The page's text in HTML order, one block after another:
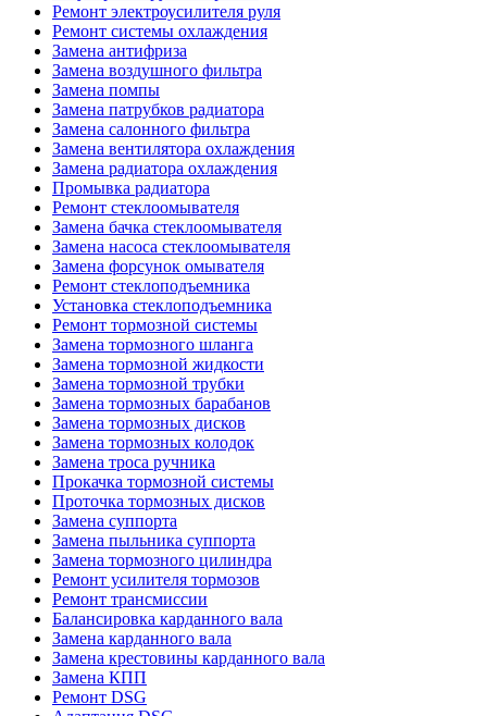
Ремонт электроусилителя руля
Ремонт системы охлаждения
Замена антифриза
Замена воздушного фильтра
Замена помпы
Замена патрубков радиатора
Замена салонного фильтра
Замена вентилятора охлаждения
Замена радиатора охлаждения
Промывка радиатора
Ремонт стеклоомывателя
Замена бачка стеклоомывателя
Замена насоса стеклоомывателя
Замена форсунок омывателя
Ремонт стеклоподъемника
Установка стеклоподъемника
Ремонт тормозной системы
Замена тормозного шланга
Замена тормозной жидкости
Замена тормозной трубки
Замена тормозных барабанов
Замена тормозных дисков
Замена тормозных колодок
Замена троса ручника
Прокачка тормозной системы
Проточка тормозных дисков
Замена суппорта
Замена пыльника суппорта
Замена тормозного цилиндра
Ремонт усилителя тормозов
Ремонт трансмиссии
Балансировка карданного вала
Замена карданного вала
Замена крестовины карданного вала
Замена КПП
Ремонт DSG